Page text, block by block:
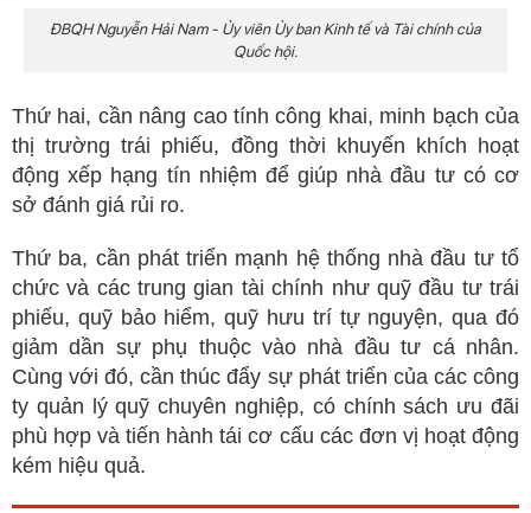
ĐBQH Nguyễn Hải Nam - Ủy viên Ủy ban Kinh tế và Tài chính của
Quốc hội.
Thứ hai, cần nâng cao tính công khai, minh bạch của
thị trường trái phiếu, đồng thời khuyến khích hoạt
động xếp hạng tín nhiệm để giúp nhà đầu tư có cơ
sở đánh giá rủi ro.
Thứ ba, cần phát triển mạnh hệ thống nhà đầu tư tổ
chức và các trung gian tài chính như quỹ đầu tư trái
phiếu, quỹ bảo hiểm, quỹ hưu trí tự nguyện, qua đó
giảm dần sự phụ thuộc vào nhà đầu tư cá nhân.
Cùng với đó, cần thúc đẩy sự phát triển của các công
ty quản lý quỹ chuyên nghiệp, có chính sách ưu đãi
phù hợp và tiến hành tái cơ cấu các đơn vị hoạt động
kém hiệu quả.